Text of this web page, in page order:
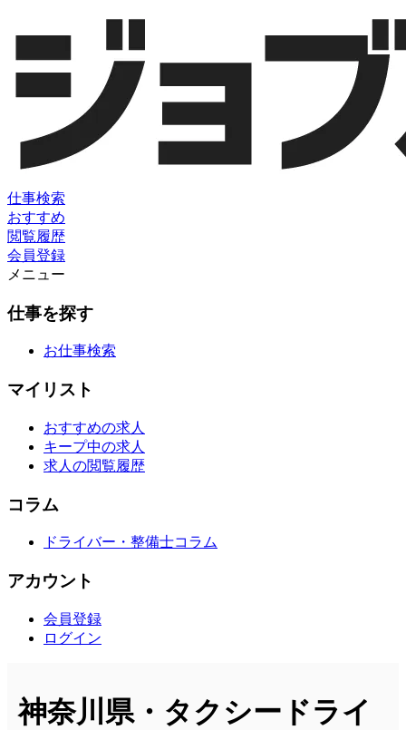
仕事検索
おすすめ
閲覧履歴
会員登録
メニュー
仕事を探す
お仕事検索
マイリスト
おすすめの求人
キープ中の求人
求人の閲覧履歴
コラム
ドライバー・整備士コラム
アカウント
会員登録
ログイン
神奈川県・タクシードライ